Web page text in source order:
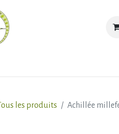
les produits Achillée